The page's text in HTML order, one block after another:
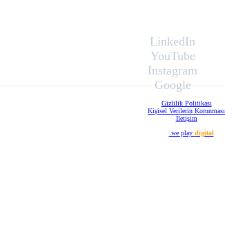
LinkedIn
YouTube
Instagram
Google
Gizlilik Politikası
Kişisel Verilerin Korunması
İletişim
.we play digital